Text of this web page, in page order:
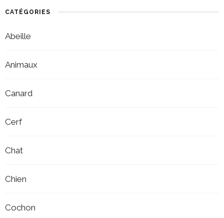
CATÉGORIES
Abeille
Animaux
Canard
Cerf
Chat
Chien
Cochon